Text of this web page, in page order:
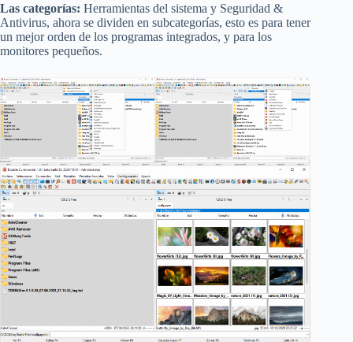
Las categorías: Herramientas del sistema y Seguridad &
Antivirus, ahora se dividen en subcategorías, esto es para tener
un mejor orden de los programas integrados, y para los
monitores pequeños.